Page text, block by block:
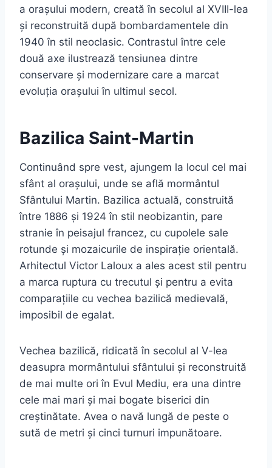
a orașului modern, creată în secolul al XVIII-lea
și reconstruită după bombardamentele din
1940 în stil neoclasic. Contrastul între cele
două axe ilustrează tensiunea dintre
conservare și modernizare care a marcat
evoluția orașului în ultimul secol.
Bazilica Saint-Martin
Continuând spre vest, ajungem la locul cel mai
sfânt al orașului, unde se află mormântul
Sfântului Martin. Bazilica actuală, construită
între 1886 și 1924 în stil neobizantin, pare
stranie în peisajul francez, cu cupolele sale
rotunde și mozaicurile de inspirație orientală.
Arhitectul Victor Laloux a ales acest stil pentru
a marca ruptura cu trecutul și pentru a evita
comparațiile cu vechea bazilică medievală,
imposibil de egalat.
Vechea bazilică, ridicată în secolul al V-lea
deasupra mormântului sfântului și reconstruită
de mai multe ori în Evul Mediu, era una dintre
cele mai mari și mai bogate biserici din
creștinătate. Avea o navă lungă de peste o
sută de metri și cinci turnuri impunătoare.